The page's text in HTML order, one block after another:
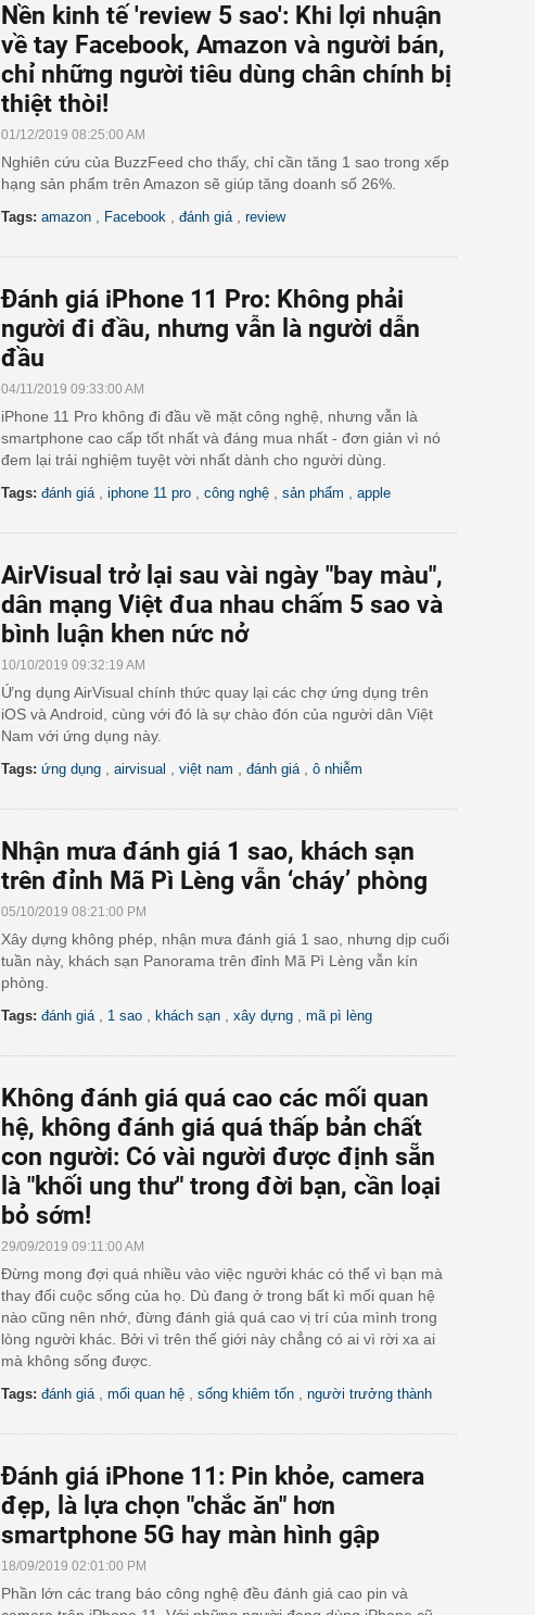
Nền kinh tế 'review 5 sao': Khi lợi nhuận
về tay Facebook, Amazon và người bán,
chỉ những người tiêu dùng chân chính bị
thiệt thòi!
01/12/2019 08:25:00 AM
Nghiên cứu của BuzzFeed cho thấy, chỉ cần tăng 1 sao trong xếp
hạng sản phẩm trên Amazon sẽ giúp tăng doanh số 26%.
Tags: amazon Facebook đánh giá review
Đánh giá iPhone 11 Pro: Không phải
người đi đầu, nhưng vẫn là người dẫn
đầu
04/11/2019 09:33:00 AM
iPhone 11 Pro không đi đầu về mặt công nghệ, nhưng vẫn là
smartphone cao cấp tốt nhất và đáng mua nhất - đơn giản vì nó
đem lại trải nghiệm tuyệt vời nhất dành cho người dùng.
Tags: đánh giá iphone 11 pro công nghệ sản phẩm apple
AirVisual trở lại sau vài ngày "bay màu",
dân mạng Việt đua nhau chấm 5 sao và
bình luận khen nức nở
10/10/2019 09:32:19 AM
Ứng dụng AirVisual chính thức quay lại các chợ ứng dụng trên
iOS và Android, cùng với đó là sự chào đón của người dân Việt
Nam với ứng dụng này.
Tags: ứng dụng airvisual việt nam đánh giá ô nhiễm
Nhận mưa đánh giá 1 sao, khách sạn
trên đỉnh Mã Pì Lèng vẫn ‘cháy’ phòng
05/10/2019 08:21:00 PM
Xây dựng không phép, nhận mưa đánh giá 1 sao, nhưng dịp cuối
tuần này, khách sạn Panorama trên đỉnh Mã Pì Lèng vẫn kín
phòng.
Tags: đánh giá 1 sao khách sạn xây dựng mã pì lèng
Không đánh giá quá cao các mối quan
hệ, không đánh giá quá thấp bản chất
con người: Có vài người được định sẵn
là "khối ung thư" trong đời bạn, cần loại
bỏ sớm!
29/09/2019 09:11:00 AM
Đừng mong đợi quá nhiều vào việc người khác có thể vì bạn mà
thay đổi cuộc sống của họ. Dù đang ở trong bất kì mối quan hệ
nào cũng nên nhớ, đừng đánh giá quá cao vị trí của mình trong
lòng người khác. Bởi vì trên thế giới này chẳng có ai vì rời xa ai
mà không sống được.
Tags: đánh giá mối quan hệ sống khiêm tốn người trưởng thành
Đánh giá iPhone 11: Pin khỏe, camera
đẹp, là lựa chọn "chắc ăn" hơn
smartphone 5G hay màn hình gập
18/09/2019 02:01:00 PM
Phần lớn các trang báo công nghệ đều đánh giá cao pin và